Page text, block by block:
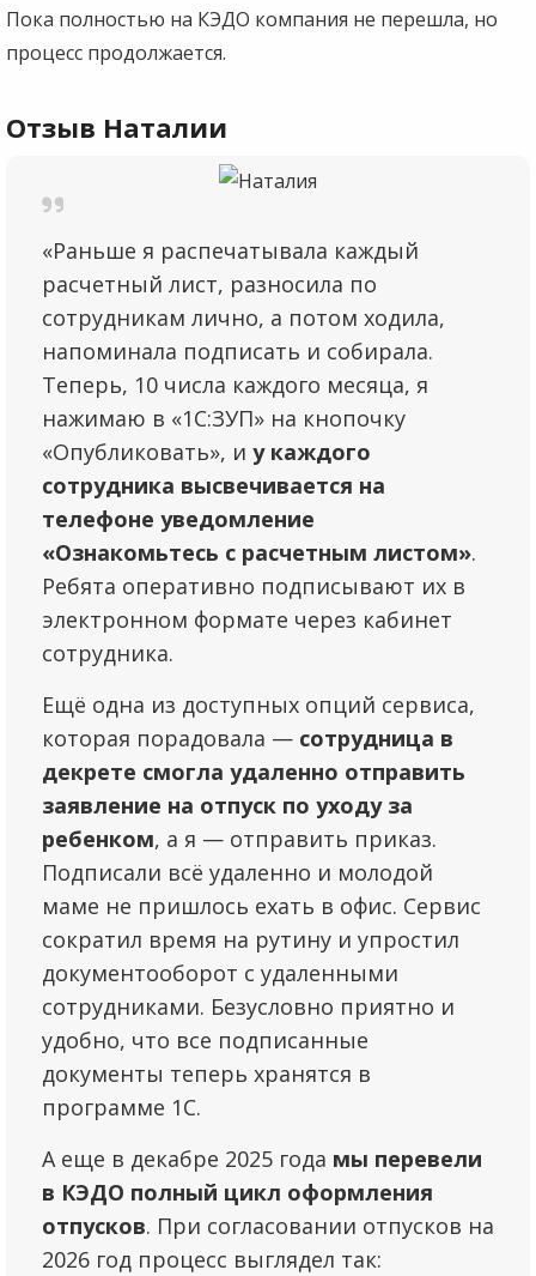
Пока полностью на КЭДО компания не перешла, но
процесс продолжается.
Отзыв Наталии
«Раньше я распечатывала каждый
расчетный лист, разносила по
сотрудникам лично, а потом ходила,
напоминала подписать и собирала.
Теперь, 10 числа каждого месяца, я
нажимаю в «1С:ЗУП» на кнопочку
«Опубликовать», и у каждого
сотрудника высвечивается на
телефоне уведомление
«Ознакомьтесь с расчетным листом».
Ребята оперативно подписывают их в
электронном формате через кабинет
сотрудника.
Ещё одна из доступных опций сервиса,
которая порадовала — сотрудница в
декрете смогла удаленно отправить
заявление на отпуск по уходу за
ребенком, а я — отправить приказ.
Подписали всё удаленно и молодой
маме не пришлось ехать в офис. Сервис
сократил время на рутину и упростил
документооборот с удаленными
сотрудниками. Безусловно приятно и
удобно, что все подписанные
документы теперь хранятся в
программе 1С.
А еще в декабре 2025 года мы перевели
в КЭДО полный цикл оформления
отпусков. При согласовании отпусков на
2026 год процесс выглядел так: